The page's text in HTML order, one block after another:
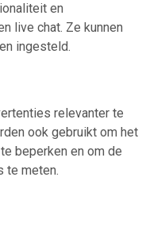
en
live chat. Ze kunnen
ingesteld.
relevanter te
ook gebruikt om het
beperken en om de
te meten.